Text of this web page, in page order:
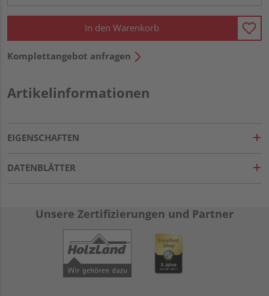
In den Warenkorb
Komplettangebot anfragen
Artikelinformationen
EIGENSCHAFTEN
DATENBLÄTTER
Unsere Zertifizierungen und Partner